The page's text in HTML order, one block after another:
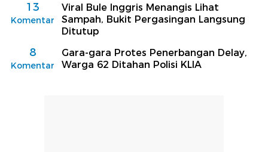
13
Komentar
Viral Bule Inggris Menangis Lihat
Sampah, Bukit Pergasingan Langsung
Ditutup
8
Komentar
Gara-gara Protes Penerbangan Delay,
Warga 62 Ditahan Polisi KLIA